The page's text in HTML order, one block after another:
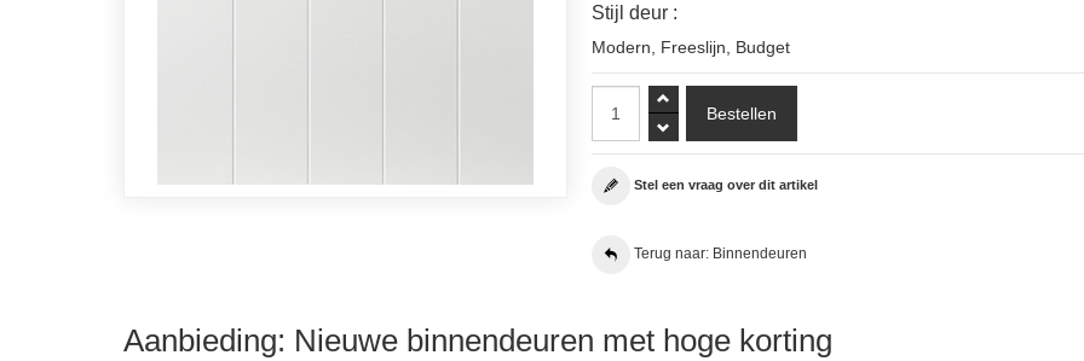
Stijl deur :
Modern, Freeslijn, Budget
Stel een vraag over dit artikel
Terug naar: Binnendeuren
Aanbieding: Nieuwe binnendeuren met hoge korting